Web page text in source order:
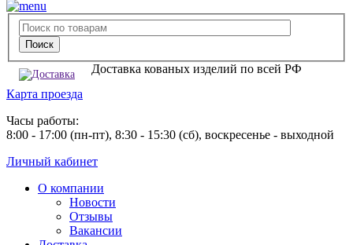
Доставка кованых изделий по всей РФ
Карта проезда
Часы работы:
8:00 - 17:00 (пн-пт), 8:30 - 15:30 (сб), воскресенье - выходной
Личный кабинет
О компании
Новости
Отзывы
Вакансии